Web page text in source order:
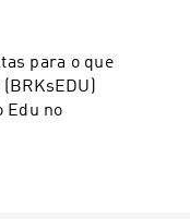
para o que
Edu no